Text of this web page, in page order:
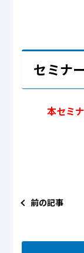
セミナ
本セミ
前の記事